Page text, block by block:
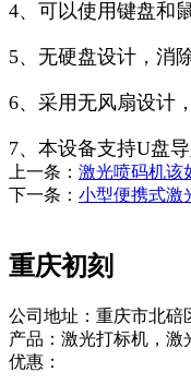
4、可以使用键盘和
5、无硬盘设计，消
6、采用无风扇设计
7、本设备支持U盘
上一条： 激光喷码机该
下一条： 小型便携式激
重庆初刻
公司地址：重庆市北碚
产品：激光打标机，
优惠：